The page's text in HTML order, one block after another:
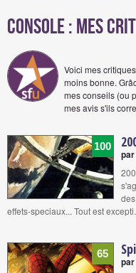
Console : Mes
Voici mes
moins bonne.
mes conseils (ou
mes avis s'ils
100
effets-speciaux... Tout est excepti…
65